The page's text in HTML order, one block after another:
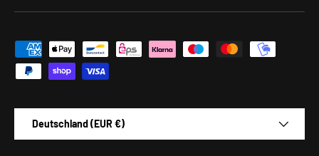
Zahlungsmethoden
Deutschland (EUR €)